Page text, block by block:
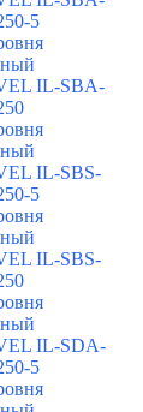
5
IL-SBA-
IL-SBS-
5
IL-SBS-
IL-SDA-
5